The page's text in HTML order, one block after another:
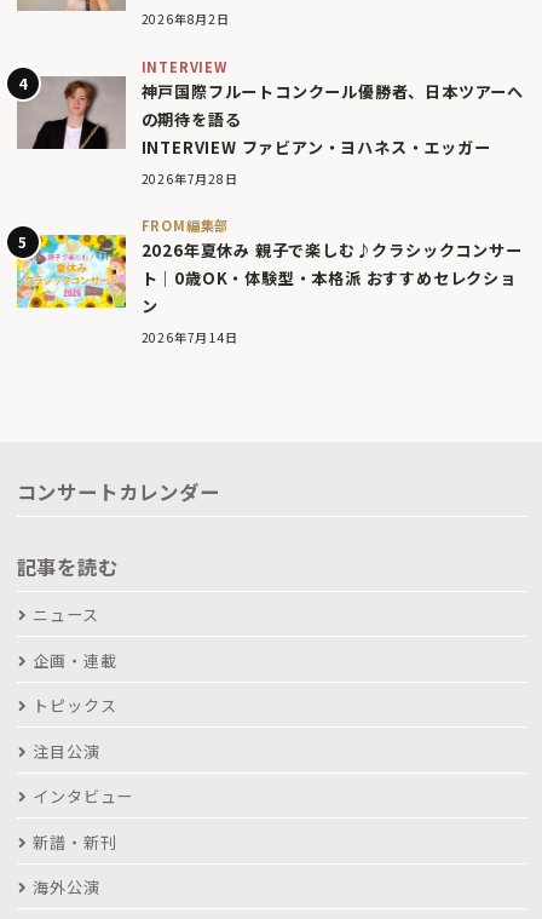
2026年8月2日
INTERVIEW
神戸国際フルートコンクール優勝者、日本ツアーへ
の期待を語る
INTERVIEW ファビアン・ヨハネス・エッガー
2026年7月28日
FROM編集部
2026年夏休み 親子で楽しむ♪クラシックコンサー
ト｜0歳OK・体験型・本格派 おすすめセレクショ
ン
2026年7月14日
コンサートカレンダー
記事を読む
ニュース
企画・連載
トピックス
注目公演
インタビュー
新譜・新刊
海外公演